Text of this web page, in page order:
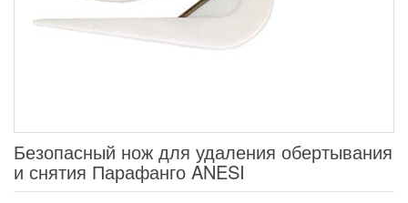
Безопасный нож для удаления обертывания
и снятия Парафанго ANESI